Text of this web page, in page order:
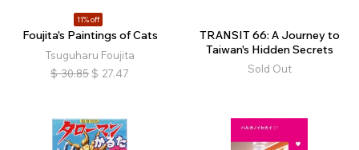
11% off
Foujita's Paintings of Cats
Tsuguharu Foujita
$ 30.85 $ 27.47
TRANSIT 66: A Journey to
Taiwan's Hidden Secrets
Sold Out